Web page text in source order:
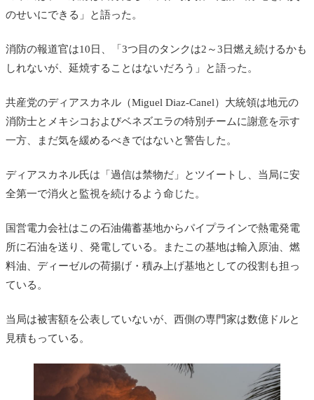
のせいにできる」と語った。
消防の報道官は10日、「3つ目のタンクは2～3日燃え続けるかも
しれないが、延焼することはないだろう」と語った。
共産党のディアスカネル（Miguel Diaz-Canel）大統領は地元の
消防士とメキシコおよびベネズエラの特別チームに謝意を示す
一方、まだ気を緩めるべきではないと警告した。
ディアスカネル氏は「過信は禁物だ」とツイートし、当局に安
全第一で消火と監視を続けるよう命じた。
国営電力会社はこの石油備蓄基地からパイプラインで熱電発電
所に石油を送り、発電している。またこの基地は輸入原油、燃
料油、ディーゼルの荷揚げ・積み上げ基地としての役割も担っ
ている。
当局は被害額を公表していないが、西側の専門家は数億ドルと
見積もっている。